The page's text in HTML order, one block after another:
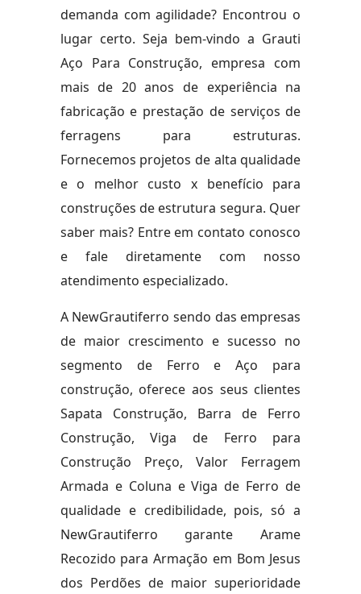
demanda com agilidade? Encontrou o
lugar certo. Seja bem-vindo a Grauti
Aço Para Construção, empresa com
mais de 20 anos de experiência na
fabricação e prestação de serviços de
ferragens para estruturas.
Fornecemos projetos de alta qualidade
e o melhor custo x benefício para
construções de estrutura segura. Quer
saber mais? Entre em contato conosco
e fale diretamente com nosso
atendimento especializado.
A NewGrautiferro sendo das empresas
de maior crescimento e sucesso no
segmento de Ferro e Aço para
construção, oferece aos seus clientes
Sapata Construção, Barra de Ferro
Construção, Viga de Ferro para
Construção Preço, Valor Ferragem
Armada e Coluna e Viga de Ferro de
qualidade e credibilidade, pois, só a
NewGrautiferro garante Arame
Recozido para Armação em Bom Jesus
dos Perdões de maior superioridade